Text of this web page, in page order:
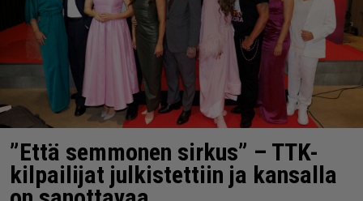
”Että semmonen sirkus” – TTK-
kilpailijat julkistettiin ja kansalla